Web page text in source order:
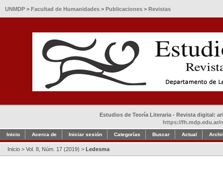
UNMDP > Facultad de Humanidades > Publicaciones > Revistas
Estudios de Teoría Literaria - Revista digital:
https://fh.mdp.edu.ar/
Inicio Acerca de Iniciar sesión Categorías Buscar Actual
Inicio > Vol. 8, Núm. 17 (2019) > Ledesma